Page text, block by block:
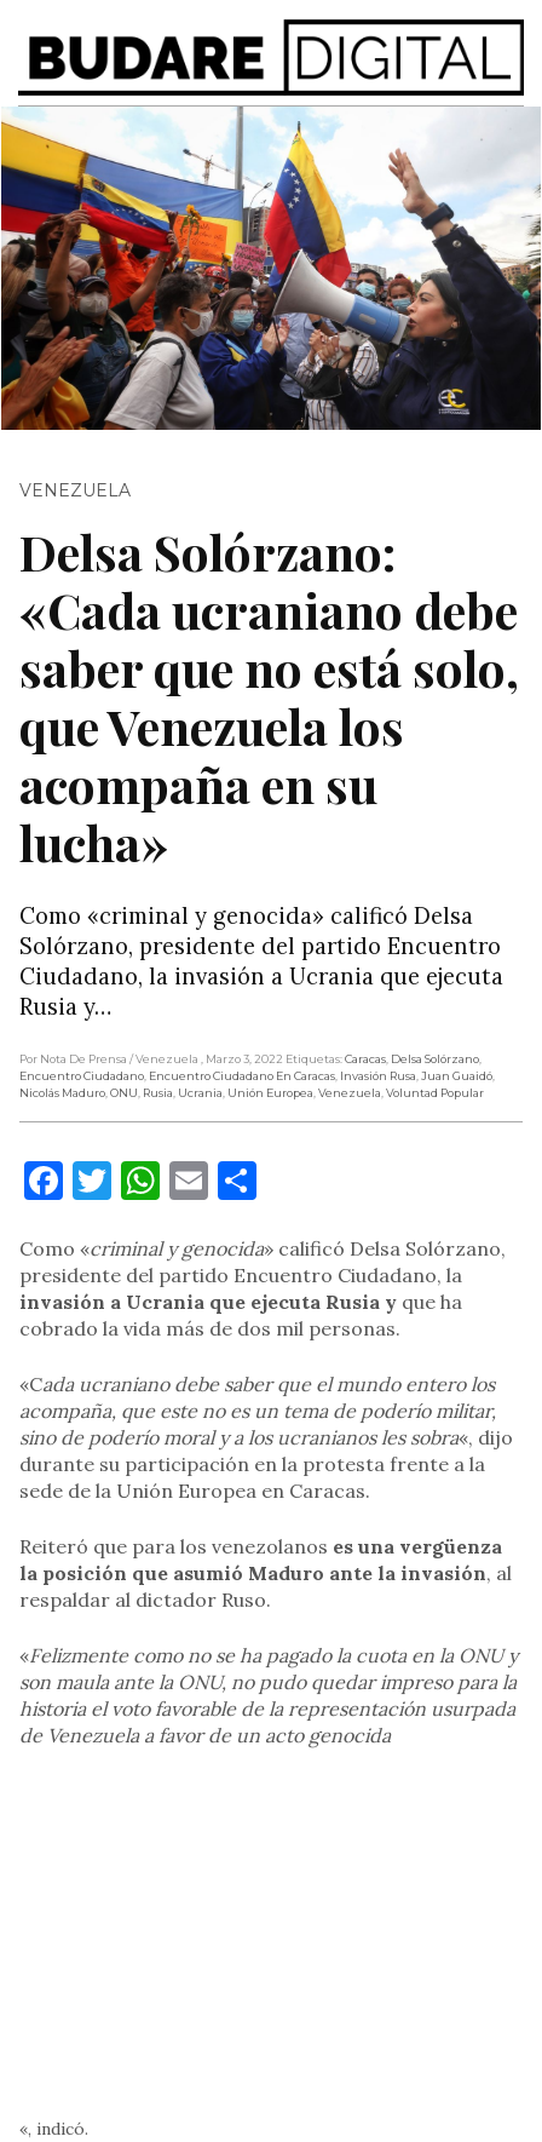
VENEZUELA
Delsa Solórzano:
«Cada ucraniano debe
saber que no está solo,
que Venezuela los
acompaña en su
lucha»
Como «criminal y genocida» calificó Delsa
Solórzano, presidente del partido Encuentro
Ciudadano, la invasión a Ucrania que ejecuta
Rusia y…
Por Nota De Prensa / Venezuela , Marzo 3, 2022 Etiquetas:Caracas, Delsa Solórzano,
Encuentro Ciudadano, Encuentro Ciudadano En Caracas, Invasión Rusa,Juan Guaidó,
Nicolás Maduro,ONU, Rusia, Ucrania, Unión Europea,Venezuela,Voluntad Popular
Facebook
Twitter
WhatsApp
Email
Como «criminal y genocida» calificó Delsa Solórzano,
presidente del partido Encuentro Ciudadano, la
invasión a Ucrania que ejecuta Rusia y que ha
cobrado la vida más de dos mil personas.
«Cada ucraniano debe saber que el mundo entero los
acompaña, que este no es un tema de poderío militar,
sino de poderío moral y a los ucranianos les sobra«, dijo
durante su participación en la protesta frente a la
sede de la Unión Europea en Caracas.
Reiteró que para los venezolanos es una vergüenza
la posición que asumió Maduro ante la invasión, al
respaldar al dictador Ruso.
«Felizmente como no se ha pagado la cuota en la ONU y
son maula ante la ONU, no pudo quedar impreso para la
historia el voto favorable de la representación usurpada
de Venezuela a favor de un acto genocida
«, indicó.